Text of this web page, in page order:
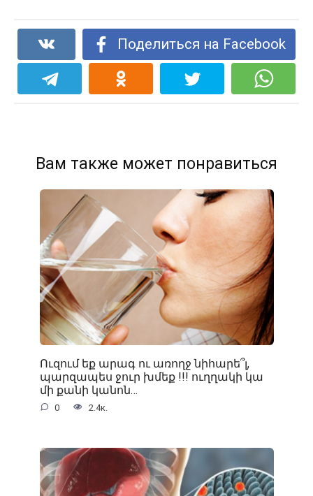
Поделиться на Facebook
Вам также может понравиться
Ուզում եք արագ ու առողջ նիհարե՞լ,
պարզապես ջուր խմեք !!! ուղղակի կա
մի քանի կանոն…
0 2.4к.